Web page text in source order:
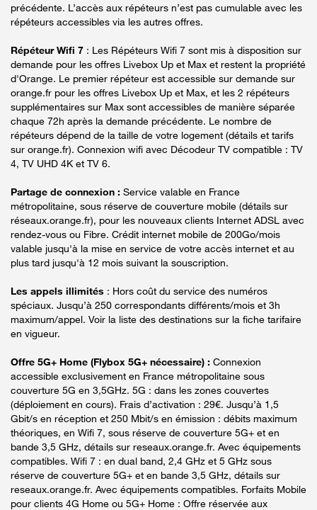
précédente. L’accès aux répéteurs n’est pas cumulable avec les
répéteurs accessibles via les autres offres.
Répéteur Wifi 7 : Les Répéteurs Wifi 7 sont mis à disposition sur
demande pour les offres Livebox Up et Max et restent la propriété
d'Orange. Le premier répéteur est accessible sur demande sur
orange.fr pour les offres Livebox Up et Max, et les 2 répéteurs
supplémentaires sur Max sont accessibles de manière séparée
chaque 72h après la demande précédente. Le nombre de
répéteurs dépend de la taille de votre logement (détails et tarifs
sur orange.fr). Connexion wifi avec Décodeur TV compatible : TV
4, TV UHD 4K et TV 6.
Partage de connexion : Service valable en France
métropolitaine, sous réserve de couverture mobile (détails sur
réseaux.orange.fr), pour les nouveaux clients Internet ADSL avec
rendez-vous ou Fibre. Crédit internet mobile de 200Go/mois
valable jusqu'à la mise en service de votre accès internet et au
plus tard jusqu'à 12 mois suivant la souscription.
Les appels illimités : Hors coût du service des numéros
spéciaux. Jusqu’à 250 correspondants différents/mois et 3h
maximum/appel. Voir la liste des destinations sur la fiche tarifaire
en vigueur.
Offre 5G+ Home (Flybox 5G+ nécessaire) : Connexion
accessible exclusivement en France métropolitaine sous
couverture 5G en 3,5GHz. 5G : dans les zones couvertes
(déploiement en cours). Frais d’activation : 29€. Jusqu’à 1,5
Gbit/s en réception et 250 Mbit/s en émission : débits maximum
théoriques, en Wifi 7, sous réserve de couverture 5G+ et en
bande 3,5 GHz, détails sur reseaux.orange.fr. Avec équipements
compatibles. Wifi 7 : en dual band, 2,4 GHz et 5 GHz sous
réserve de couverture 5G+ et en bande 3,5 GHz, détails sur
reseaux.orange.fr. Avec équipements compatibles. Forfaits Mobile
pour clients 4G Home ou 5G+ Home : Offre réservée aux